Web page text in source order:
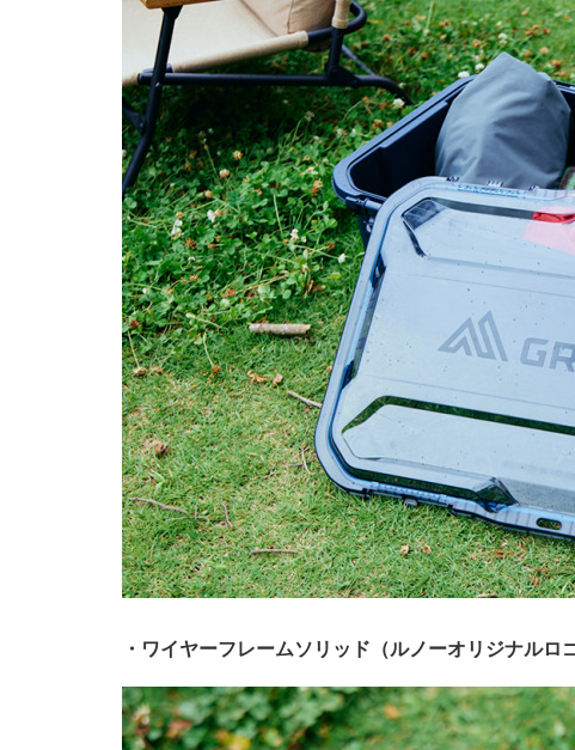
・ワイヤーフレームソリッド（ルノーオリジナルロ